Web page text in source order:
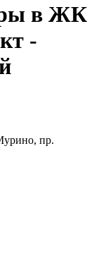
в ЖК
-
пр.